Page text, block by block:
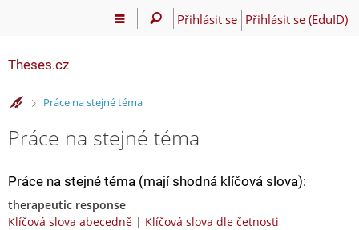
Přihlásit se Přihlásit se (EduID)
Theses.cz
>Práce na stejné téma
Práce na stejné téma
Práce na stejné téma (mají shodná klíčová slova):
therapeutic response
Klíčová slova abecedně | Klíčová slova dle četnosti